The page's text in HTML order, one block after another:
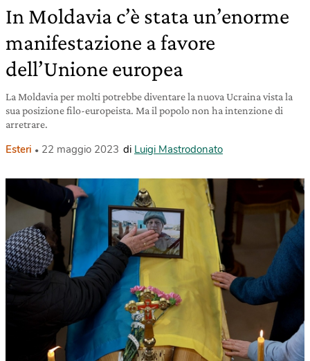
In Moldavia c’è stata un’enorme
manifestazione a favore
dell’Unione europea
La Moldavia per molti potrebbe diventare la nuova Ucraina vista la
sua posizione filo-europeista. Ma il popolo non ha intenzione di
arretrare.
Esteri 22 maggio 2023 di Luigi Mastrodonato